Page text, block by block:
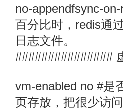
no-appendfsync-
百分比时，redis通
日志文件。
###############
vm-enabled no #是
页存放，把很少访